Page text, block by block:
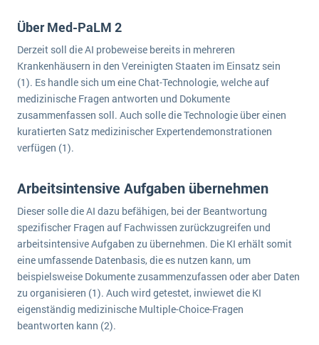
SAP übernimmt Reltio für eine bessere
Datenintegration
Die „SaaSpocalypse“: Was ist das und was bedeutet es für die Zukunft von Unternehmenssoftware?
SAP investiert mit zwei strategischen Übernahmen in Enterprise-KI
ERP-Trends in der Produktion
NACHRICHTENARCHIV
Über Med-PaLM 2
Derzeit soll die AI probeweise bereits in mehreren
Krankenhäusern in den Vereinigten Staaten im Einsatz sein
(1). Es handle sich um eine Chat-Technologie, welche auf
medizinische Fragen antworten und Dokumente
zusammenfassen soll. Auch solle die Technologie über einen
kuratierten Satz medizinischer Expertendemonstrationen
verfügen (1).
Arbeitsintensive Aufgaben übernehmen
Dieser solle die AI dazu befähigen, bei der Beantwortung
spezifischer Fragen auf Fachwissen zurückzugreifen und
arbeitsintensive Aufgaben zu übernehmen. Die KI erhält somit
eine umfassende Datenbasis, die es nutzen kann, um
beispielsweise Dokumente zusammenzufassen oder aber Daten
zu organisieren (1). Auch wird getestet, inwiewet die KI
eigenständig medizinische Multiple-Choice-Fragen
beantworten kann (2).